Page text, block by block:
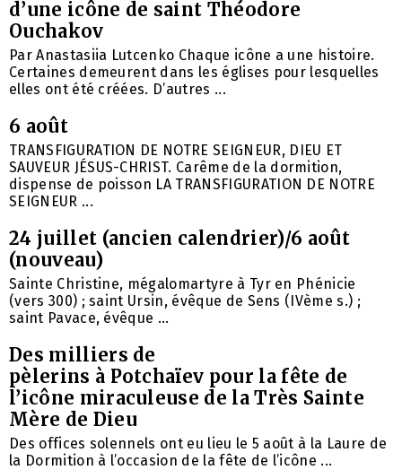
d’une icône de saint Théodore
Ouchakov
Par Anastasiia Lutcenko Chaque icône a une histoire.
Certaines demeurent dans les églises pour lesquelles
elles ont été créées. D’autres ...
6 août
TRANSFIGURATION DE NOTRE SEIGNEUR, DIEU ET
SAUVEUR JÉSUS-CHRIST. Carême de la dormition,
dispense de poisson LA TRANSFIGURATION DE NOTRE
SEIGNEUR ...
24 juillet (ancien calendrier)/6 août
(nouveau)
Sainte Christine, mégalomartyre à Tyr en Phénicie
(vers 300) ; saint Ursin, évêque de Sens (IVème s.) ;
saint Pavace, évêque ...
Des milliers de
pèlerins à Potchaïev pour la fête de
l’icône miraculeuse de la Très Sainte
Mère de Dieu
Des offices solennels ont eu lieu le 5 août à la Laure de
la Dormition à l’occasion de la fête de l’icône ...